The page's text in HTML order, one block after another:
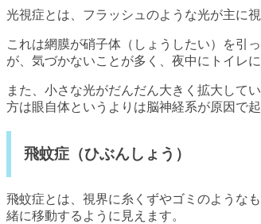
光視症とは、フラッシュのような光が主に
これは網膜が硝子体（しょうしたい）を引
が、気づかないことが多く、夜中にトイレ
また、小さな光がだんだん大きく拡大して
方は眼自体というよりは脳神経系が原因で
飛蚊症（ひぶんしょう）
飛蚊症とは、視界に糸くずやゴミのような
緒に移動するように見えます。